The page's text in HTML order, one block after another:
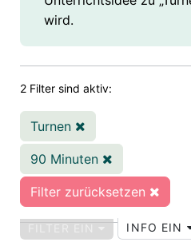
wird.
2 Filter sind aktiv:
Turnen
90 Minuten
Filter zurücksetzen
INFO EIN